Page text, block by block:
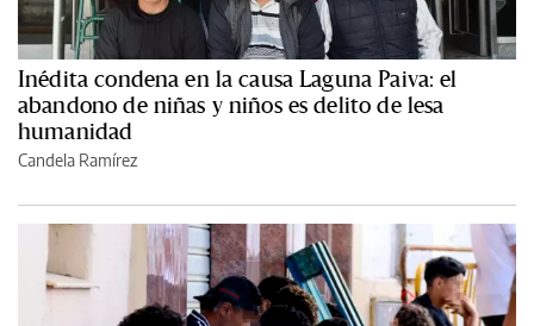
Inédita condena en la causa Laguna Paiva: el
abandono de niñas y niños es delito de lesa
humanidad
Candela Ramírez